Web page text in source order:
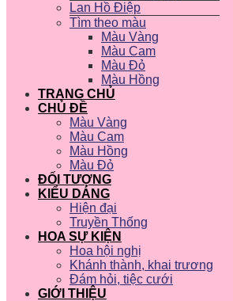
Lan Hồ Điệp
Tìm theo màu
Màu Vàng
Màu Cam
Màu Đỏ
Màu Hồng
TRANG CHỦ
CHỦ ĐỀ
Màu Vàng
Màu Cam
Màu Hồng
Màu Đỏ
ĐỐI TƯỢNG
KIỂU DÁNG
Hiện đại
Truyền Thống
HOA SỰ KIỆN
Hoa hội nghị
Khánh thành, khai trương
Đám hỏi, tiệc cưới
GIỚI THIỆU